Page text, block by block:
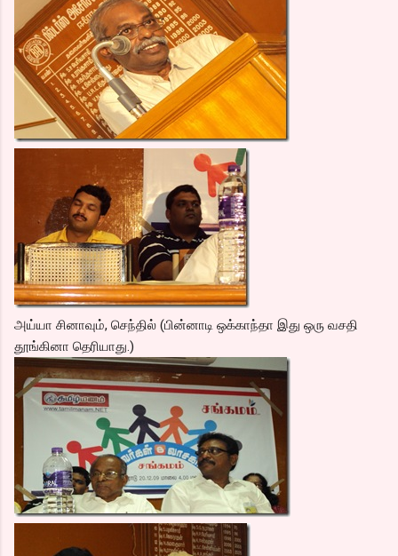
அய்யா சினாவும், செந்தில் (பின்னாடி ஒக்காந்தா இது ஒரு வசதி
தூங்கினா தெரியாது.)